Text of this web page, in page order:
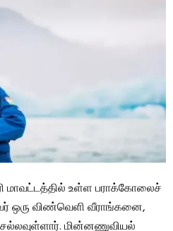
மாவட்டத்தில் உள்ள பராக்கோலைச்
ஒரு விண்வெளி வீராங்கனை,
மின்னணுவியல்